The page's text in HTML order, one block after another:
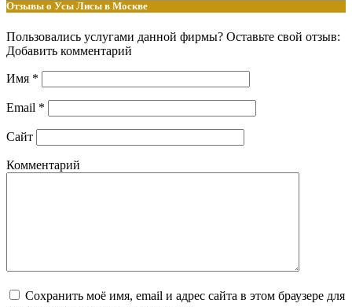
Отзывы о Усы Лисы в Москве
Пользовались услугами данной фирмы? Оставьте свой отзыв:
Добавить комментарий
Имя *
Email *
Сайт
Комментарий
Сохранить моё имя, email и адрес сайта в этом браузере для